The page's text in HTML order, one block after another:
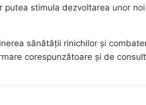
stimula dezvoltarea unor
sănătății rinichilor și
corespunzătoare și de